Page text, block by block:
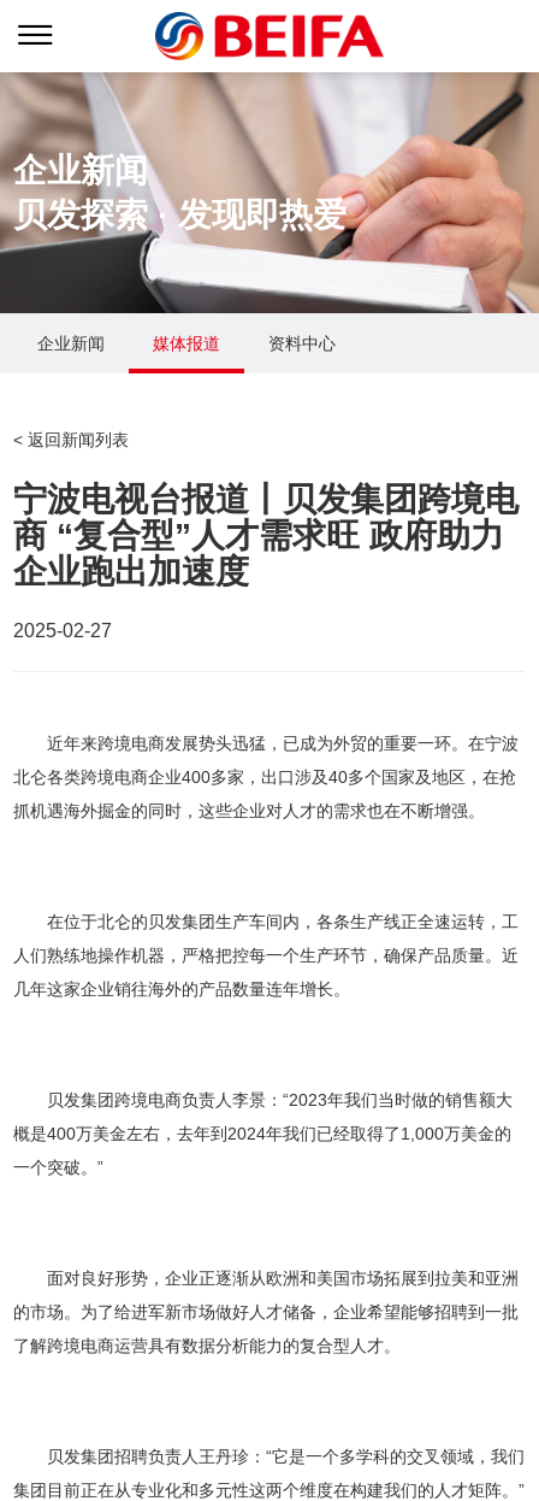
创始人介绍
发展历程
品牌矩阵 媒体报道
公益活动
贝发讲堂
媒体联系
合作联系
浙江省宁波市北仑区小港纬六路68号1幢1号，4
幢1号
企业新闻
贝发探索 · 发现即热爱
企业新闻 媒体报道 资料中心
< 返回新闻列表
宁波电视台报道丨贝发集团跨境电
商 “复合型”人才需求旺 政府助力
企业跑出加速度
2025-02-27
近年来跨境电商发展势头迅猛，已成为外贸的重要一环。在宁波
北仑各类跨境电商企业400多家，出口涉及40多个国家及地区，在抢
抓机遇海外掘金的同时，这些企业对人才的需求也在不断增强。
在位于北仑的贝发集团生产车间内，各条生产线正全速运转，工
人们熟练地操作机器，严格把控每一个生产环节，确保产品质量。近
几年这家企业销往海外的产品数量连年增长。
贝发集团跨境电商负责人李景：“2023年我们当时做的销售额大
概是400万美金左右，去年到2024年我们已经取得了1,000万美金的
一个突破。”
面对良好形势，企业正逐渐从欧洲和美国市场拓展到拉美和亚洲
的市场。为了给进军新市场做好人才储备，企业希望能够招聘到一批
了解跨境电商运营具有数据分析能力的复合型人才。
贝发集团招聘负责人王丹珍：“它是一个多学科的交叉领域，我们
集团目前正在从专业化和多元性这两个维度在构建我们的人才矩阵。”